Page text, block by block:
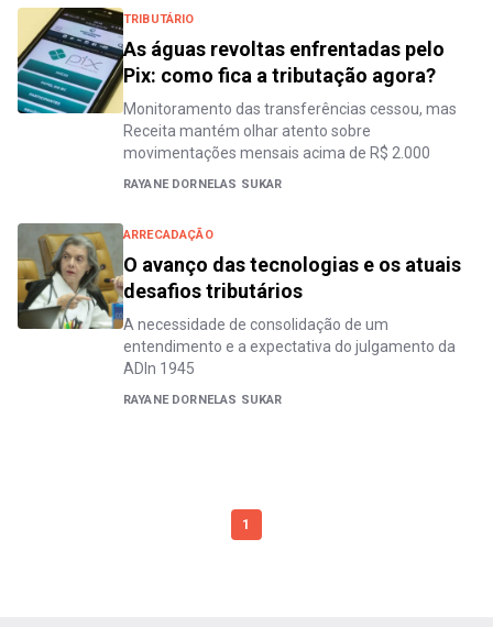
TRIBUTÁRIO
As águas revoltas enfrentadas pelo
Pix: como fica a tributação agora?
Monitoramento das transferências cessou, mas
Receita mantém olhar atento sobre
movimentações mensais acima de R$ 2.000
RAYANE DORNELAS SUKAR
ARRECADAÇÃO
O avanço das tecnologias e os atuais
desafios tributários
A necessidade de consolidação de um
entendimento e a expectativa do julgamento da
ADIn 1945
RAYANE DORNELAS SUKAR
1